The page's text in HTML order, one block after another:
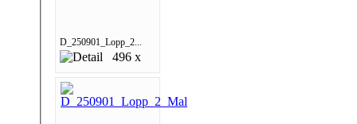
D_250901_Lopp_2...
496 x